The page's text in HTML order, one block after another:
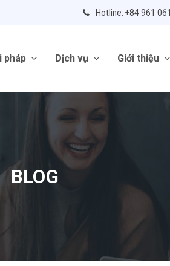
Hotline: +84 961
pháp Dịch vụ Giới thiệu
BLOG